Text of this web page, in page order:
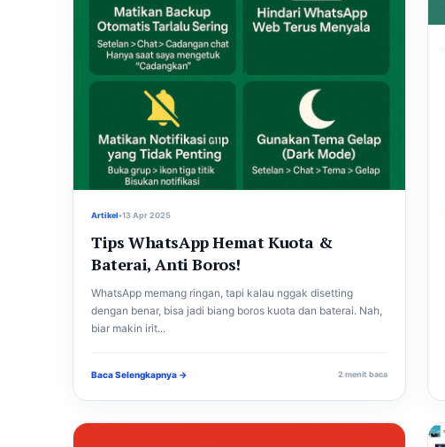
Artikel•13 Apr 2025
Tips WhatsApp Hemat Kuota &
Baterai, Anti Boros!
WhatsApp memang ringan, tapi kalau nggak disetting
dengan benar, bisa jadi biang boros kuota dan baterai. Nah,
biar makin irit...
Baca Selengkapnya → 2 menit baca